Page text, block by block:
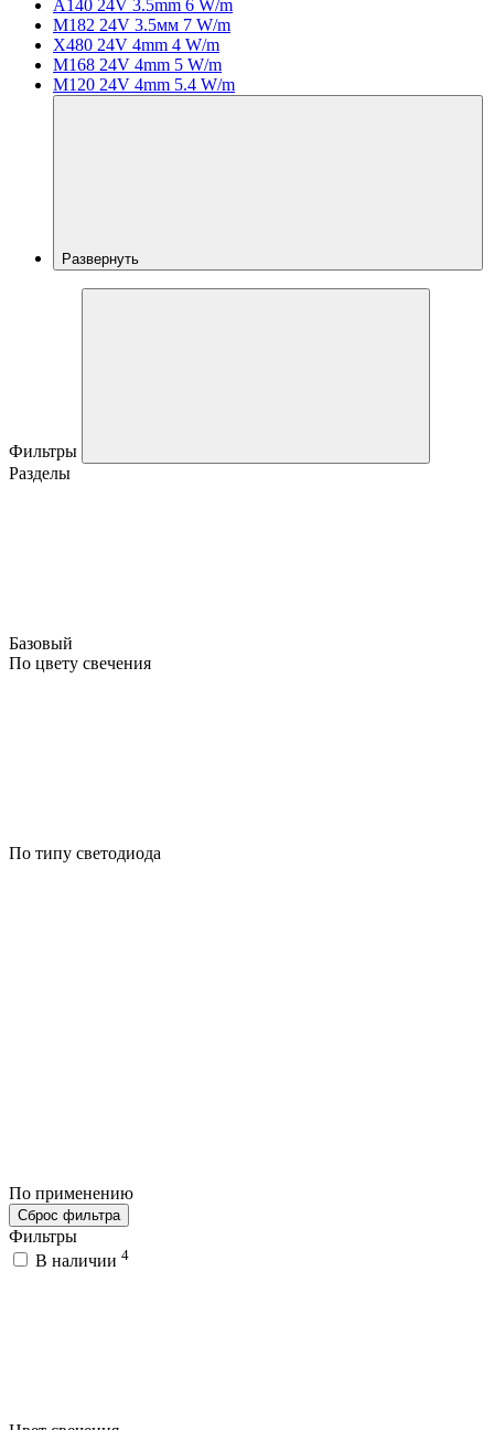
A140 24V 3.5mm 6 W/m
M182 24V 3.5мм 7 W/m
X480 24V 4mm 4 W/m
M168 24V 4mm 5 W/m
M120 24V 4mm 5.4 W/m
Развернуть
Фильтры
Разделы
Базовый
По цвету свечения
По типу светодиода
По применению
Сброс фильтра
Фильтры
В наличии 4